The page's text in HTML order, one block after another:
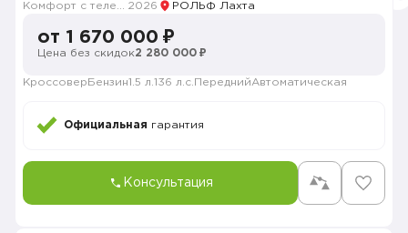
2026 РОЛЬФ Лахта
от 1 670 000 ₽
Цена без скидок2 280 000 ₽
Кроссовер Бензин1.5 л. 136 л.с. ПереднийАвтоматическая
Официальная гарантия
Консультация